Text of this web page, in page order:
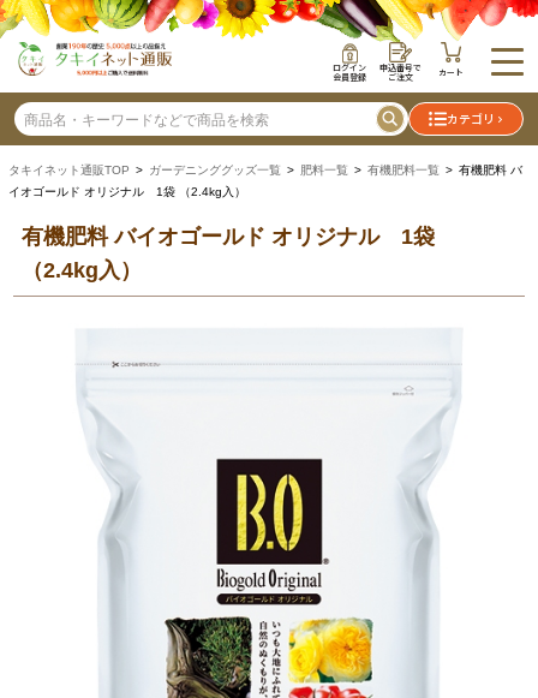
ログイン
会員登録
申込番号で
ご注文 カート
カテゴリ
タキイネット通販TOP > ガーデニンググッズ一覧 > 肥料一覧 > 有機肥料一覧 > 有機肥料 バ
イオゴールド オリジナル 1袋 （2.4kg入）
有機肥料 バイオゴールド オリジナル 1袋
（2.4kg入）